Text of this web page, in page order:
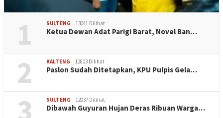
1 SULTENG 13041 Dilihat
Ketua Dewan Adat Parigi Barat, Novel Ban…
2 KALTENG 12823 Dilihat
Paslon Sudah Ditetapkan, KPU Pulpis Gela…
3 SULTENG 12037 Dilihat
Dibawah Guyuran Hujan Deras Ribuan Warga…